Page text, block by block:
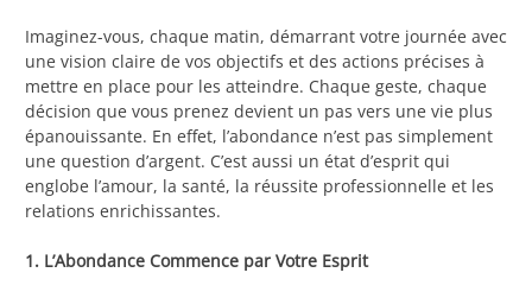
Imaginez-vous, chaque matin, démarrant votre journée avec
une vision claire de vos objectifs et des actions précises à
mettre en place pour les atteindre. Chaque geste, chaque
décision que vous prenez devient un pas vers une vie plus
épanouissante. En effet, l’abondance n’est pas simplement
une question d’argent. C’est aussi un état d’esprit qui
englobe l’amour, la santé, la réussite professionnelle et les
relations enrichissantes.
1. L’Abondance Commence par Votre Esprit